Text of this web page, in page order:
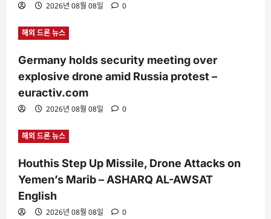
2026년 08월 08일 0
해외 드론 뉴스
Germany holds security meeting over
explosive drone amid Russia protest –
euractiv.com
2026년 08월 08일 0
해외 드론 뉴스
Houthis Step Up Missile, Drone Attacks on
Yemen’s Marib – ASHARQ AL-AWSAT
English
2026년 08월 08일 0